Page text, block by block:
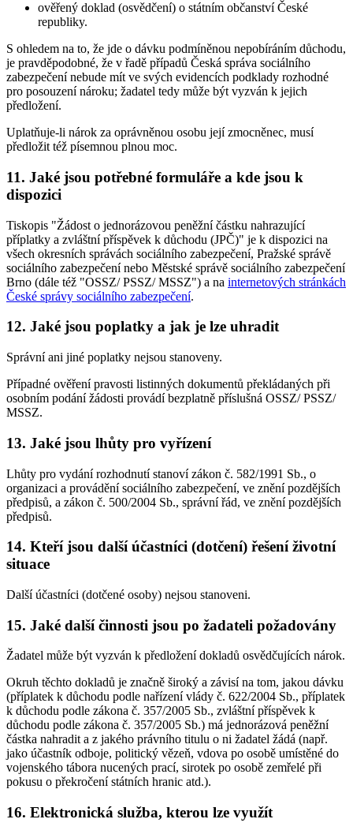
ověřený doklad (osvědčení) o státním občanství České
republiky.
S ohledem na to, že jde o dávku podmíněnou nepobíráním důchodu,
je pravděpodobné, že v řadě případů Česká správa sociálního
zabezpečení nebude mít ve svých evidencích podklady rozhodné
pro posouzení nároku; žadatel tedy může být vyzván k jejich
předložení.
Uplatňuje-li nárok za oprávněnou osobu její zmocněnec, musí
předložit též písemnou plnou moc.
11. Jaké jsou potřebné formuláře a kde jsou k
dispozici
Tiskopis "Žádost o jednorázovou peněžní částku nahrazující
příplatky a zvláštní příspěvek k důchodu (JPČ)" je k dispozici na
všech okresních správách sociálního zabezpečení, Pražské správě
sociálního zabezpečení nebo Městské správě sociálního zabezpečení
Brno (dále též "OSSZ/ PSSZ/ MSSZ") a na internetových stránkách
České správy sociálního zabezpečení.
12. Jaké jsou poplatky a jak je lze uhradit
Správní ani jiné poplatky nejsou stanoveny.
Případné ověření pravosti listinných dokumentů překládaných při
osobním podání žádosti provádí bezplatně příslušná OSSZ/ PSSZ/
MSSZ.
13. Jaké jsou lhůty pro vyřízení
Lhůty pro vydání rozhodnutí stanoví zákon č. 582/1991 Sb., o
organizaci a provádění sociálního zabezpečení, ve znění pozdějších
předpisů, a zákon č. 500/2004 Sb., správní řád, ve znění pozdějších
předpisů.
14. Kteří jsou další účastníci (dotčení) řešení životní
situace
Další účastníci (dotčené osoby) nejsou stanoveni.
15. Jaké další činnosti jsou po žadateli požadovány
Žadatel může být vyzván k předložení dokladů osvědčujících nárok.
Okruh těchto dokladů je značně široký a závisí na tom, jakou dávku
(příplatek k důchodu podle nařízení vlády č. 622/2004 Sb., příplatek
k důchodu podle zákona č. 357/2005 Sb., zvláštní příspěvek k
důchodu podle zákona č. 357/2005 Sb.) má jednorázová peněžní
částka nahradit a z jakého právního titulu o ni žadatel žádá (např.
jako účastník odboje, politický vězeň, vdova po osobě umístěné do
vojenského tábora nucených prací, sirotek po osobě zemřelé při
pokusu o překročení státních hranic atd.).
16. Elektronická služba, kterou lze využít